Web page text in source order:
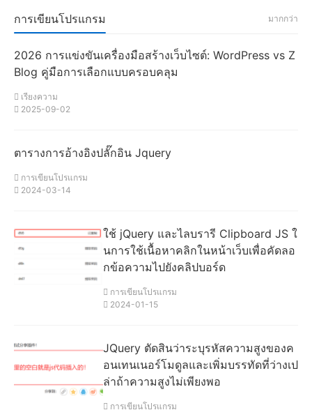
การเขียนโปรแกรม มากกว่า
2026 การแข่งขันเครื่องมือสร้างเว็บไซต์: WordPress vs Z
Blog คู่มือการเลือกแบบครอบคลุม
เรียงความ
2025-09-02
ตารางการอ้างอิงปลั๊กอิน Jquery
การเขียนโปรแกรม
2024-03-14
ใช้ jQuery และไลบรารี Clipboard JS ใ
นการใช้เนื้อหาคลิกในหน้าเว็บเพื่อคัดลอ
กข้อความไปยังคลิปบอร์ด
การเขียนโปรแกรม
2024-01-15
JQuery ตัดสินว่าระบุรหัสความสูงของค
อนเทนเนอร์โมดูลและเพิ่มบรรทัดที่ว่างเป
ล่าถ้าความสูงไม่เพียงพอ
การเขียนโปรแกรม